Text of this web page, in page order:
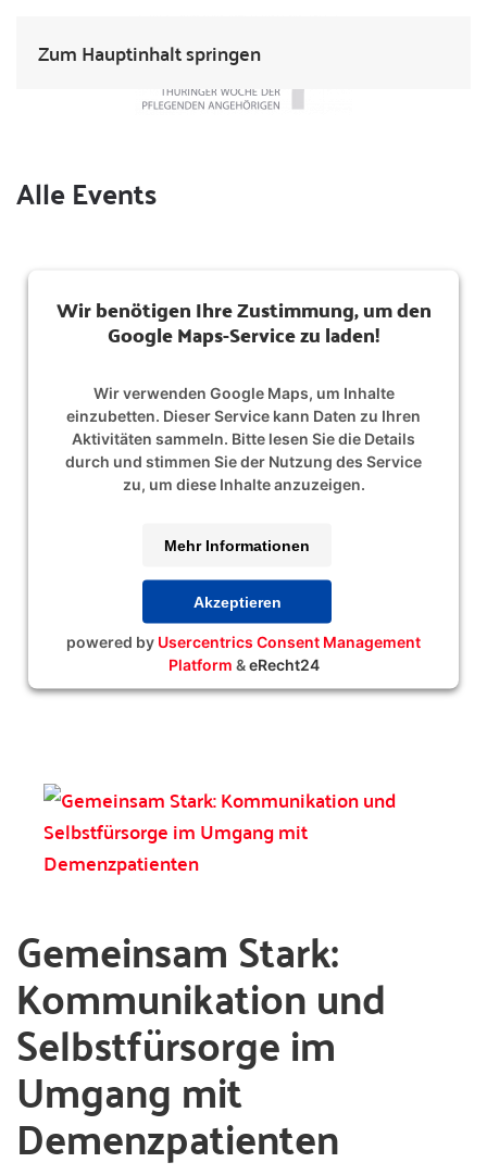
Zum Hauptinhalt springen
Alle Events
Wir benötigen Ihre Zustimmung, um den
Google Maps-Service zu laden!
Wir verwenden Google Maps, um Inhalte
einzubetten. Dieser Service kann Daten zu Ihren
Aktivitäten sammeln. Bitte lesen Sie die Details
durch und stimmen Sie der Nutzung des Service
zu, um diese Inhalte anzuzeigen.
Mehr Informationen
Akzeptieren
powered by Usercentrics Consent Management
Platform &eRecht24
Gemeinsam Stark:
Kommunikation und
Selbstfürsorge im
Umgang mit
Demenzpatienten